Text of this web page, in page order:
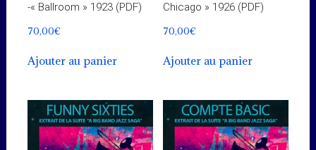
-« Ballroom » 1923 (PDF)
70,00€
Ajouter au panier
Chicago » 1926 (PDF)
70,00€
Ajouter au panier